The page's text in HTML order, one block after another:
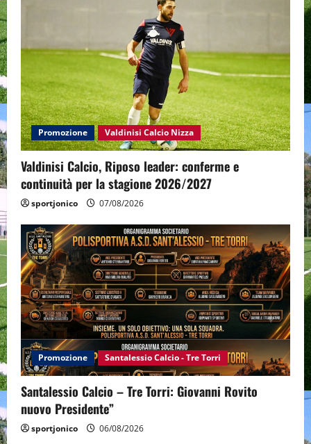
Promozione Valdinisi Calcio Nizza
Valdinisi Calcio, Riposo leader: conferme e
continuità per la stagione 2026/2027
sportjonico 07/08/2026
Promozione Santalessio Calcio - Tre Torri
Santalessio Calcio – Tre Torri: Giovanni Rovito
nuovo Presidente”
sportjonico 06/08/2026